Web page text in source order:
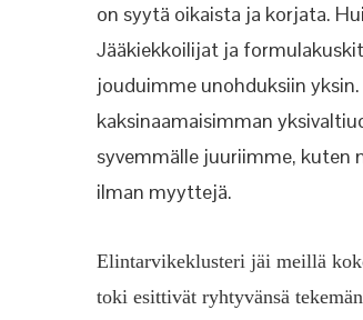
on syytä oikaista ja korjata.
Jääkiekkoilijat ja
jouduimme unohduksiin
kaksinaamaisimman
syvemmälle juuriimme, kuten
ilman myyttejä.
Elintarvikeklusteri jäi meillä
toki esittivät ryhtyvänsä